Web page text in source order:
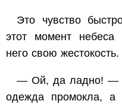
Это чувство
этот момент небеса
него свою жестокость.
— Ой, да ладно! —
одежда промокла, а